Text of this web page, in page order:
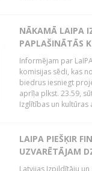
NĀKAMĀ LAIPA
PAPLAŠINĀTĀS
Informējam par
komisijas sēdi, kas
biedrus iesniegt
aprīļa plkst. 23.59,
Izglītības un kultūras
LAIPA PIEŠĶIR
UZVARĒTĀJAM